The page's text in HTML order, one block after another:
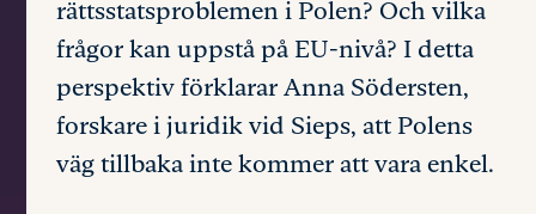
rättsstatsproblemen i Polen? Och vilka
frågor kan uppstå på EU-nivå? I detta
perspektiv förklarar Anna Södersten,
forskare i juridik vid Sieps, att Polens
väg tillbaka inte kommer att vara enkel.